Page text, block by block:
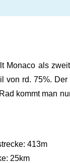
Monaco als
von rd. 75%.
kommt man
413m
25km